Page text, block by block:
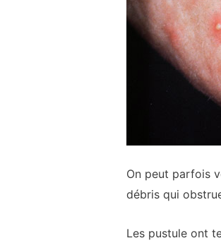
On peut parfois
débris qui
Les pustule ont